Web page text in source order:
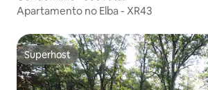
Apartamento no Elba - XR43
Superhost
Superhost